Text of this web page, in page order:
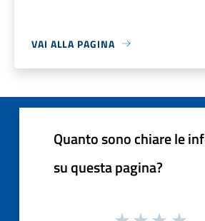
VAI ALLA PAGINA
Quanto sono chiare le
su questa pagina?